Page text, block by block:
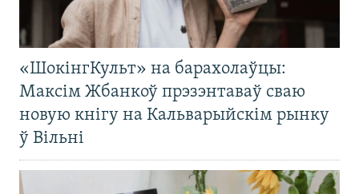
«ШокінгКульт» на барахолаўцы:
Максім Жбанкоў прэзэнтаваў сваю
новую кнігу на Кальварыйскім рынку
ў Вільні